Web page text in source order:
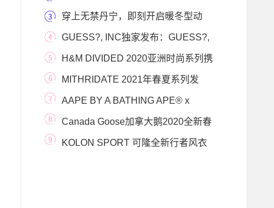
DRAGON BALL SUPER联乘系列 成人
及
穿上无禁丹宁，即刻开启暖冬型动
GUESS?, INC独家发布：GUESS?,
INC.再度携手全球音乐巨
H&M DIVIDED 2020亚洲时尚系列携
手兔八哥探索街头
MITHRIDATE 2021年春夏系列发
布： ANTHROPOCENE人类世
AAPE BY A BATHING APE® x
EASTPAK 联乘系列首度登场
Canada Goose加拿大鹅2020全新春
季款式 灵动呈现
KOLON SPORT 可隆全新行者风衣